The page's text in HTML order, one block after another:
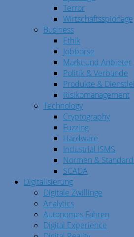
Terror
Wirtschaftsspionage
Business
Ethik
Jobbörse
Markt und Anbieter
Politik & Verbände
Produkte &
Risikomanagement
Technology
Cryptography
Fuzzing
Hardware
Industrial ISMS
Normen &
SCADA
Digitalisierung
Digitale Zwillinge
Analytics
Autonomes Fahren
Digital Experience